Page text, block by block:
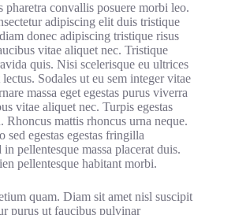
pharetra convallis posuere morbi leo.
adipiscing elit duis tristique
donec adipiscing tristique risus
vitae aliquet nec. Tristique
quis. Nisi scelerisque eu ultrices
Sodales ut eu sem integer vitae
massa eget egestas purus viverra
vitae aliquet nec. Turpis egestas
Rhoncus mattis rhoncus urna neque.
egestas egestas fringilla
pellentesque massa placerat duis.
pellentesque habitant morbi.
quam. Diam sit amet nisl suscipit
purus ut faucibus pulvinar